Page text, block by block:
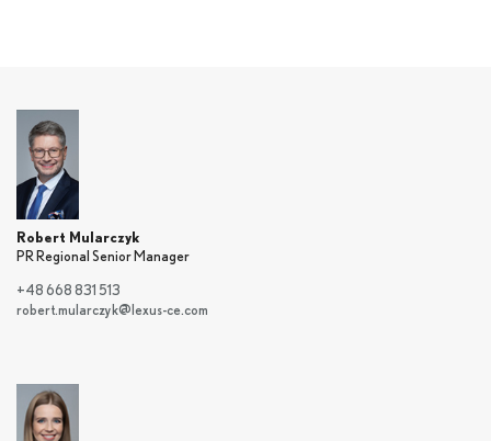
Robert Mularczyk
PR Regional Senior Manager
+48 668 831 513
robert.mularczyk@lexus-ce.com